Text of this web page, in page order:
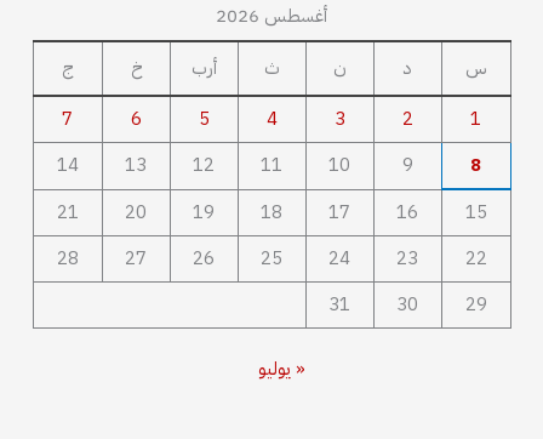
أغسطس 2026
س
د ن ث أرب خ
ج
1
2
3
4
5
6
7
8
9
10
11
12
13
14
15
16
17
18
19
20
21
22
23
24
25
26
27
28
29
30
31
« يوليو